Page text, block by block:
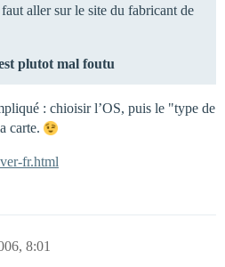
aller sur le site du fabricant de
plutot mal foutu
: chioisir l’OS, puis le "type de
carte.
fr.html
8:01